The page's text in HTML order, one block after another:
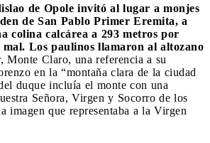
de Opole invitó al lugar a monjes
de San Pablo Primer Eremita, a
colina calcárea a 293 metros por
Los paulinos llamaron al altozano
Monte Claro, una referencia a su
en la “montaña clara de la ciudad
duque incluía el monte con una
Señora, Virgen y Socorro de los
imagen que representaba a la Virgen